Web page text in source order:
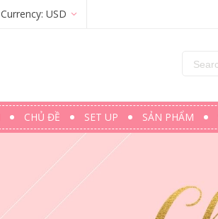
Currency: USD
CHỦ ĐỀ SET UP SẢN PHẨM